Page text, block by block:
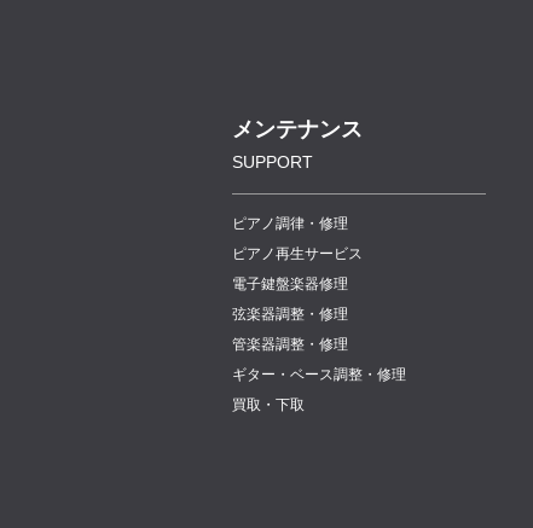
メンテナンス
SUPPORT
ピアノ調律・修理
ピアノ再生サービス
電子鍵盤楽器修理
弦楽器調整・修理
管楽器調整・修理
ギター・ベース調整・修理
買取・下取